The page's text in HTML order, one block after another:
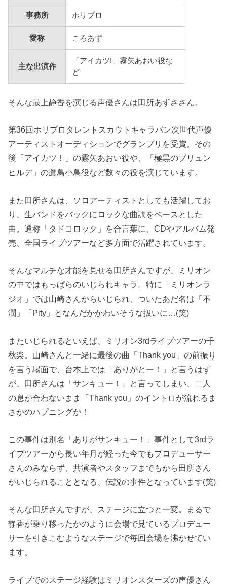
事務所 ホリプロ
愛称 ころあず
主な出演作
「アイカツ!」霧矢あおい役な
ど
そんな最上静香を演じる声優さんは田所あずささん。
第36回ホリプロタレントスカウトキャラバン次世代声優
アーティストオーディションでグランプリを受賞。その
後「アイカツ！」の霧矢あおい役や、「極黒のブリュン
ヒルデ」の鷹鳥小鳥役など数々の役を演じています。
また田所さんは、ソロアーティストとしても活躍してお
り、生バンドをバックにロックな曲調をベースとした
曲。通称「タドコロック」を合言葉に、CDやアルバム発
売、全国ライブツアーなど多方面で活躍されています。
そんなマルチな才能を見せる田所さんですが、ミリオン
の中ではもっぱらのいじられキャラ。特に「ミリオンラ
ジオ」では山崎さんからいじられ、ついたあだ名は「不
潤」「Pity」となんだかかわいそうな扱いに…(笑)
またいじられるといえば、ミリオン3rdライブツアーの千
秋楽。山崎さんと一緒に最後の曲「Thank you」の前振り
を言う場面で、台本上では「ありがとー！」と言うはず
が、田所さんは「サンキュー！」と言ってしまい、二人
の息が合わないまま「Thank you」のイントロが流れるま
さかのハプニングが！
この事件は別名「ありがサンキュー！」事件として3rdラ
イブツアーから長い年月が経った今でもプロデューサー
さんのみならず、共演者やスタッフまでもから田所さん
がいじられることとなる、伝説の事件となっています(笑)
そんな田所さんですが、ステージに立つと一変。まるで
静香が乗り移ったかのように会場で見ているプロデュー
サーを引きこむようなステージで毎回会場を沸かせてい
ます。
ライブでのステージ経験はミリオンスターズの声優さん